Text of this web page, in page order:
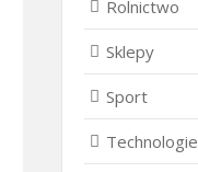
Rolnictwo
Sklepy
Sport
Technologie